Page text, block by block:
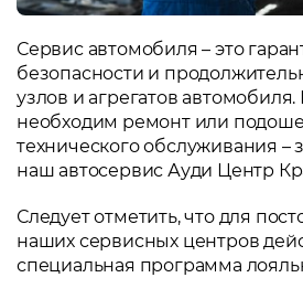
Сервис автомобиля – это
безопасности и
узлов и агрегатов
необходим ремонт или
технического обслуживания –
наш автосервис Ауди Центр
Следует отметить, что для
наших сервисных центров
специальная программа